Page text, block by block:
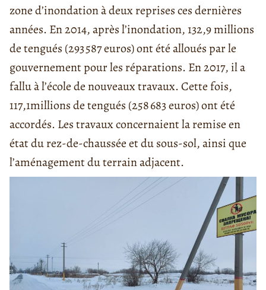
zone d’inondation à deux reprises ces dernières
années. En 2014, après l’inondation, 132,9 millions
de tengués (293 587 euros)ont été alloués par le
gouvernement pour les réparations. En 2017, il a
fallu à l’école de nouveaux travaux. Cette fois,
117,1millions de tengués (258 683 euros)ont été
accordés. Les travaux concernaient la remise en
état du rez-de-chaussée et du sous-sol, ainsi que
l’aménagement du terrain adjacent.